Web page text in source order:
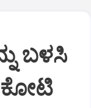
ಬಳಸಿ
ಕೋಟಿ